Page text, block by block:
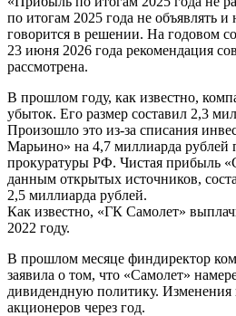
по итогам 2025 года не объявлять
говорится в решении. На годовом
23 июня 2026 года рекомендация
рассмотрена.
В прошлом году, как известно,
убыток. Его размер составил 2,3
Произошло это из-за списания
Марьино» на 4,7 миллиарда рублей
прокуратуры РФ. Чистая прибыль
данным открытых источников,
2,5 миллиарда рублей.
Как известно, «ГК Самолет»
2022 году.
В прошлом месяце финдиректор
заявила о том, что «Самолет»
дивидендную политику. Изменения
акционеров через год.